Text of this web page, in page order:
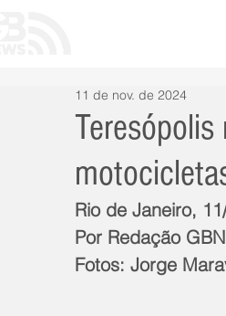
11 de nov. de 2024
Rio de Janeiro,
Por Redação
Fotos: Jorge